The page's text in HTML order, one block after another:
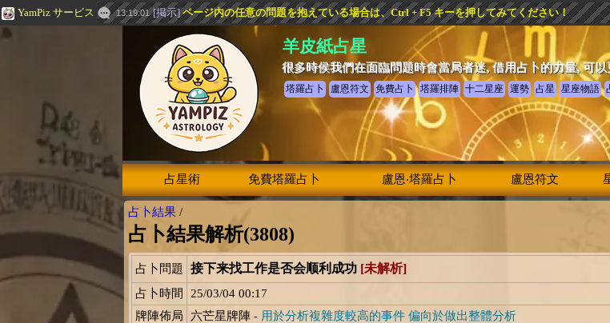
YamPiz サービス 13:19:01 [掲示]ページ内の任意の問題を抱えている場合は、Ctrl + F5 キーを押してみてください！
羊皮紙占星
很多時侯我們在面臨問題時會當局者迷, 借用占卜的力量, 可以
塔羅占卜 盧恩符文 免費占卜 塔羅排陣 十二星座 運勢 占星 星座物語
占星術 免費塔羅占卜 盧恩‧塔羅占卜 盧恩符文
占卜結果/
占卜結果解析(3808)
占卜問題 接下来找工作是否会顺利成功 [未解析]
占卜時間
25/03/04 00:17
牌陣佈局
六芒星牌陣 - 用於分析複雜度較高的事件 偏向於做出整體分析